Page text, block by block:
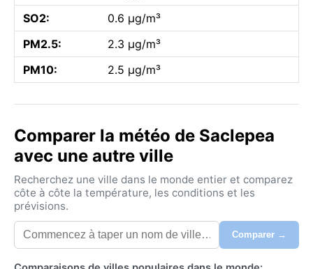
SO2:
0.6 µg/m³
PM2.5:
2.3 µg/m³
PM10:
2.5 µg/m³
Comparer la météo de Saclepea
avec une autre ville
Recherchez une ville dans le monde entier et comparez
côte à côte la température, les conditions et les
prévisions.
Comparer →